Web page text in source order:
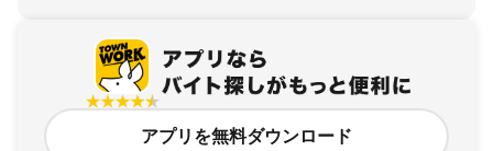
アプリを無料ダウンロード